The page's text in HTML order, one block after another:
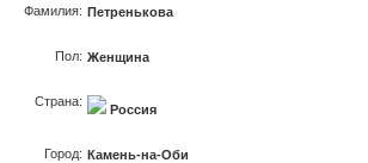
Фамилия: Петренькова
Пол: Женщина
Страна:
Россия
Город: Камень-на-Оби